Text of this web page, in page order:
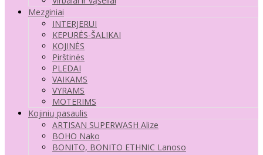
Mezginiai
INTERJERUI
KEPURĖS-ŠALIKAI
KOJINĖS
Pirštinės
PLEDAI
VAIKAMS
VYRAMS
MOTERIMS
Kojinių pasaulis
ARTISAN SUPERWASH Alize
BOHO Nako
BONITO, BONITO ETHNIC Lanoso